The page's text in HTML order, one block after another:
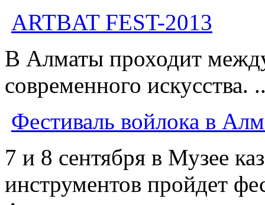
АRTBAT FEST-2013
В Алматы проходит
современного искусства.
Фестиваль войлока в
7 и 8 сентября в Музее
инструментов пройдет